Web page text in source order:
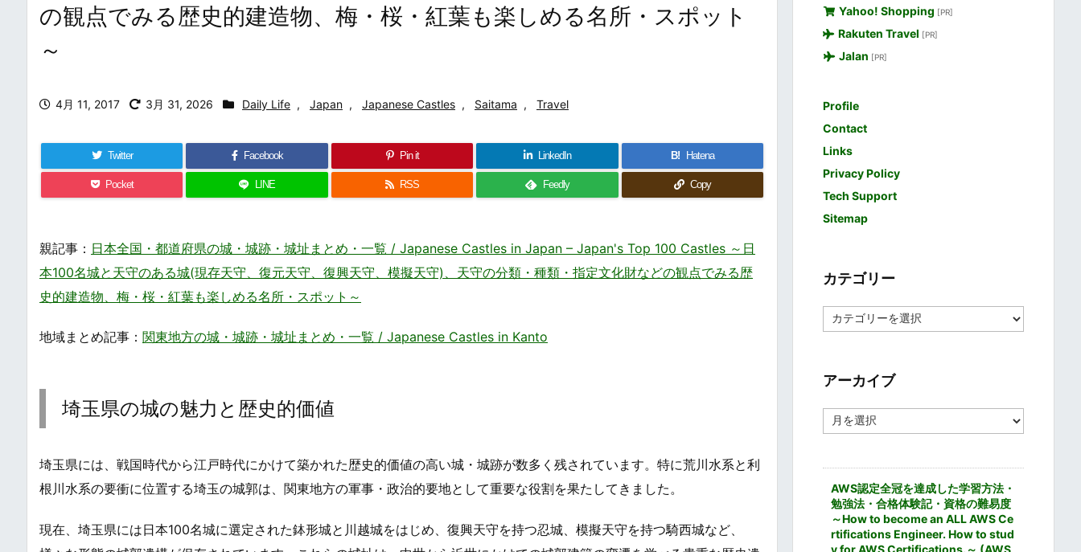
の観点でみる歴史的建造物、梅・桜・紅葉も楽しめる名所・スポット
～
4月 11, 2017 3月 31, 2026 Daily Life , Japan , Japanese Castles , Saitama , Travel
Twitter Facebook Pin it LinkedIn B! Hatena
Pocket LINE RSS Feedly Copy
親記事： 日本全国・都道府県の城・城跡・城址まとめ・一覧 / Japanese Castles in Japan – Japan's Top 100 Castles ～日
本100名城と天守のある城(現存天守、復元天守、復興天守、模擬天守)、天守の分類・種類・指定文化財などの観点でみる歴
史的建造物、梅・桜・紅葉も楽しめる名所・スポット～
地域まとめ記事： 関東地方の城・城跡・城址まとめ・一覧 / Japanese Castles in Kanto
埼玉県の城の魅力と歴史的価値
埼玉県には、戦国時代から江戸時代にかけて築かれた歴史的価値の高い城・城跡が数多く残されています。特に荒川水系と利
根川水系の要衝に位置する埼玉の城郭は、関東地方の軍事・政治的要地として重要な役割を果たしてきました。
現在、埼玉県には日本100名城に選定された鉢形城と川越城をはじめ、復興天守を持つ忍城、模擬天守を持つ騎西城など、
Yahoo! Shopping [PR]
Rakuten Travel [PR]
Jalan [PR]
Profile
Contact
Links
Privacy Policy
Tech Support
Sitemap
カテゴリー
テ
ー
アーカイブ
ー
AWS認定全冠を達成した学習方法・
勉強法・合格体験記・資格の難易度
～How to become an ALL AWS Ce
rtifications Engineer. How to stud
y for AWS Certifications.～ (AWS